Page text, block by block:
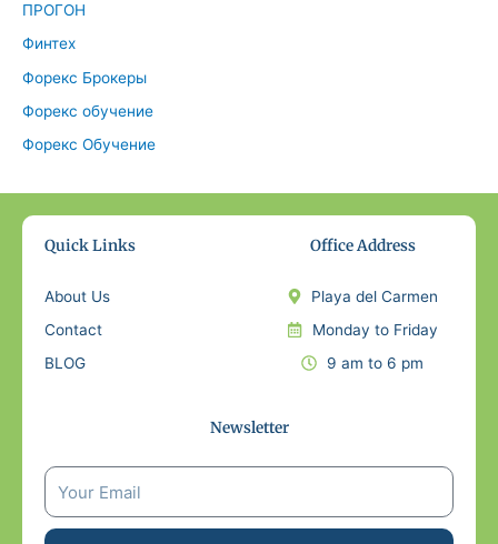
ПРОГОН
Финтех
Форекс Брокеры
Форекс обучение
Форекс Обучение
Quick Links
About Us
Contact
BLOG
Office Address
Playa del Carmen
Monday to Friday
9 am to 6 pm
Newsletter